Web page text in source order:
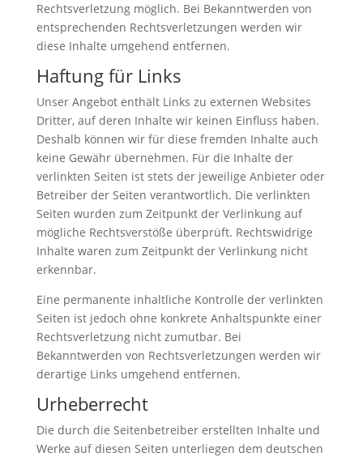
Rechtsverletzung möglich. Bei Bekanntwerden von
entsprechenden Rechtsverletzungen werden wir
diese Inhalte umgehend entfernen.
Haftung für Links
Unser Angebot enthält Links zu externen Websites
Dritter, auf deren Inhalte wir keinen Einfluss haben.
Deshalb können wir für diese fremden Inhalte auch
keine Gewähr übernehmen. Für die Inhalte der
verlinkten Seiten ist stets der jeweilige Anbieter oder
Betreiber der Seiten verantwortlich. Die verlinkten
Seiten wurden zum Zeitpunkt der Verlinkung auf
mögliche Rechtsverstöße überprüft. Rechtswidrige
Inhalte waren zum Zeitpunkt der Verlinkung nicht
erkennbar.
Eine permanente inhaltliche Kontrolle der verlinkten
Seiten ist jedoch ohne konkrete Anhaltspunkte einer
Rechtsverletzung nicht zumutbar. Bei
Bekanntwerden von Rechtsverletzungen werden wir
derartige Links umgehend entfernen.
Urheberrecht
Die durch die Seitenbetreiber erstellten Inhalte und
Werke auf diesen Seiten unterliegen dem deutschen